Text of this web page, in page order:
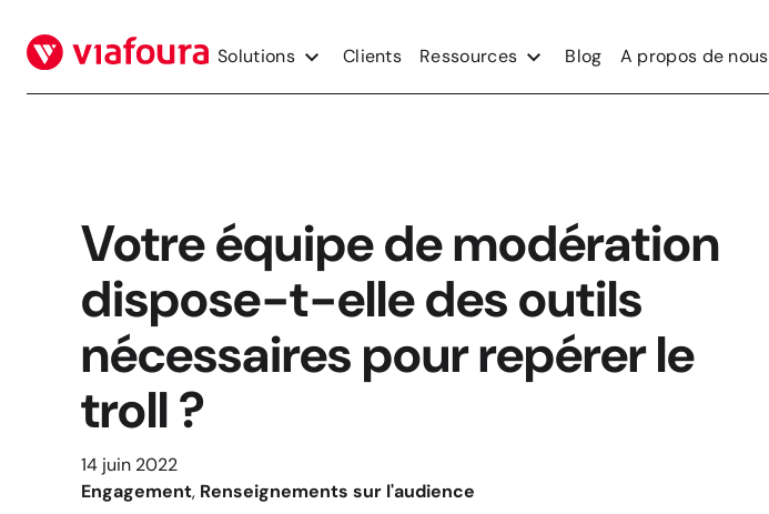
contenu
Solutions Clients Ressources Blog A propos de nous
Votre équipe de modération
dispose-t-elle des outils
nécessaires pour repérer le
troll ?
14 juin 2022
Engagement, Renseignements sur l'audience